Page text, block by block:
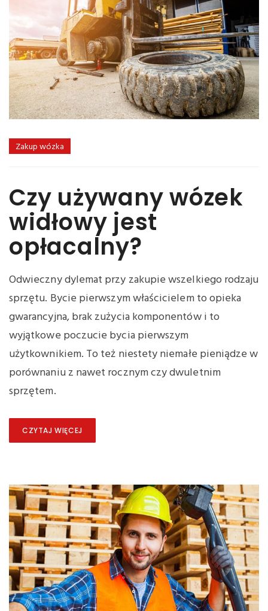
Zakup wózka
Czy używany wózek
widłowy jest
opłacalny?
Odwieczny dylemat przy zakupie wszelkiego rodzaju
sprzętu. Bycie pierwszym właścicielem to opieka
gwarancyjna, brak zużycia komponentów i to
wyjątkowe poczucie bycia pierwszym
użytkownikiem. To też niestety niemałe pieniądze w
porównaniu z nawet rocznym czy dwuletnim
sprzętem.
CZYTAJ WIĘCEJ